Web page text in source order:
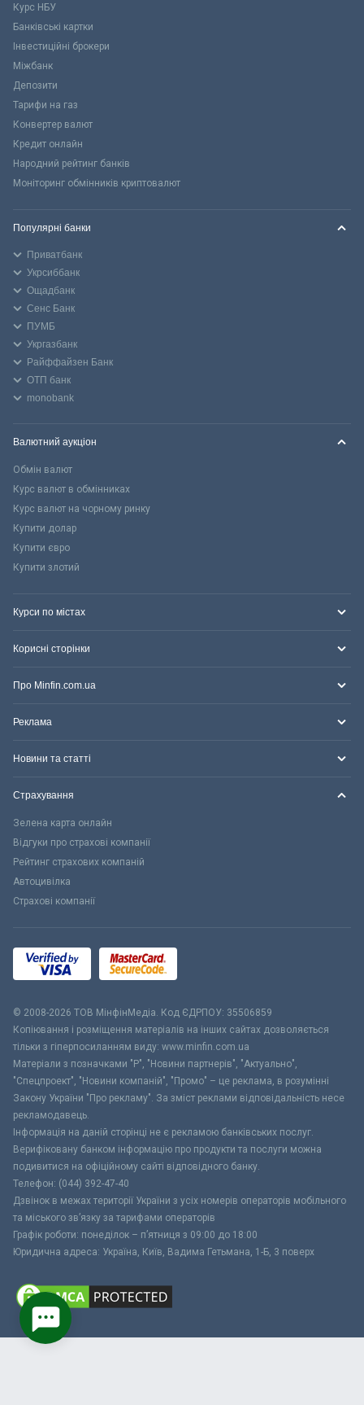
Курс НБУ
Банківські картки
Інвестиційні брокери
Міжбанк
Депозити
Тарифи на газ
Конвертер валют
Кредит онлайн
Народний рейтинг банків
Моніторинг обмінників криптовалют
Популярні банки
Приватбанк
Укрсиббанк
Ощадбанк
Сенс Банк
ПУМБ
Укргазбанк
Райффайзен Банк
ОТП банк
monobank
Валютний аукціон
Обмін валют
Курс валют в обмінниках
Курс валют на чорному ринку
Купити долар
Купити євро
Купити злотий
Курси по містах
Корисні сторінки
Про Minfin.com.ua
Реклама
Новини та статті
Страхування
Зелена карта онлайн
Відгуки про страхові компанії
Рейтинг страхових компаній
Автоцивілка
Страхові компанії
© 2008-2026 ТОВ МiнфiнМедiа. Код ЄДРПОУ: 35506859
Копіювання і розміщення матеріалів на інших сайтах дозволяється
тільки з гіперпосиланням виду: www.minfin.com.ua
Матеріали з позначками "Р", "Новини партнерів", "Актуально",
"Спецпроект", "Новини компаній", "Промо" – це реклама, в розумінні
Закону України "Про рекламу". За зміст реклами відповідальність несе
рекламодавець.
Інформація на даній сторінці не є рекламою банківських послуг.
Верифіковану банком інформацію про продукти та послуги можна
подивитися на офіційному сайті відповідного банку.
Телефон: (044) 392-47-40
Дзвінок в межах території України з усіх номерів операторів мобільного
та міського зв’язку за тарифами операторів
Графік роботи: понеділок – п’ятниця з 09:00 до 18:00
Юридична адреса: Україна, Київ, Вадима Гетьмана, 1-Б, 3 поверх